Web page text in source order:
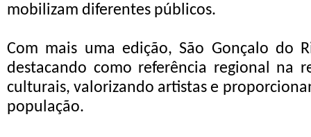
mobilizam diferentes públicos.
Com mais uma edição, São Gonçalo do
destacando como referência regional na
culturais, valorizando artistas e
população.